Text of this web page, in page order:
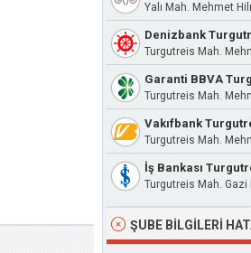
Denizbank
Garanti BBVA
Vakıfbank
İş Bankası
ŞUBE BILGILERI